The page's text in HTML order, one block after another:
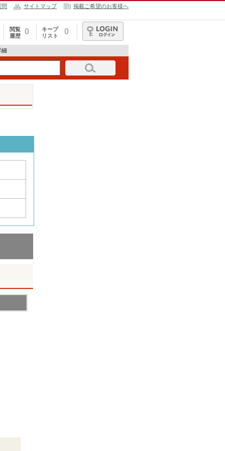
問 サイトマップ 掲載ご希望のお客様へ
閲覧
履歴
0
キープ
リスト
0
ログイン
細